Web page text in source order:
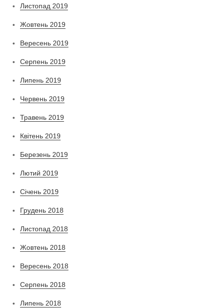
Листопад 2019
Жовтень 2019
Вересень 2019
Серпень 2019
Липень 2019
Червень 2019
Травень 2019
Квітень 2019
Березень 2019
Лютий 2019
Січень 2019
Грудень 2018
Листопад 2018
Жовтень 2018
Вересень 2018
Серпень 2018
Липень 2018